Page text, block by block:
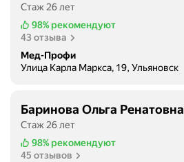
Стаж 26 лет
98% рекомендуют
43 отзыва
Мед-Профи
Улица Карла Маркса, 19, Ульяновск
Баринова Ольга Ренатовна
Стаж 26 лет
98% рекомендуют
45 отзывов